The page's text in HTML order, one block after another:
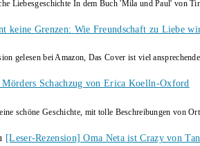
Liebesgeschichte In dem Buch 'Mila und Paul' von
keine Grenzen: Wie Freundschaft zu Liebe
gelesen bei Amazon, Das Cover ist viel
Mörders Schachzug von Erica Koelln-Oxford
schöne Geschichte, mit tolle Beschreibungen von
[Leser-Rezension] Oma Neta ist Crazy von